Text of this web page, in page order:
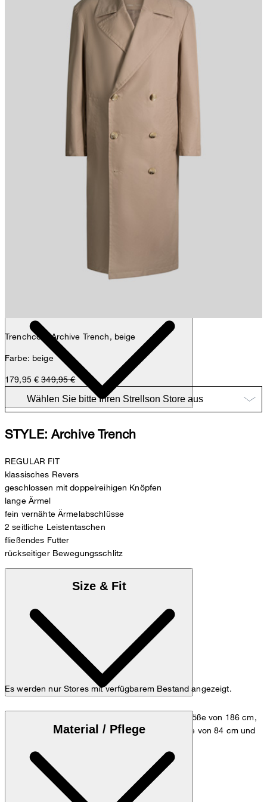
Trenchcoat Archive Trench, beige
Farbe: beige
179,95 € 349,95 €
Es werden nur Stores mit verfügbarem Bestand angezeigt.
Fashion- & Lifestyle-Redaktion
STYLE: Archive Trench
REGULAR FIT
klassisches Revers
geschlossen mit doppelreihigen Knöpfen
lange Ärmel
fein vernähte Ärmelabschlüsse
2 seitliche Leistentaschen
fließendes Futter
rückseitiger Bewegungsschlitz
Size & Fit
Das Model trägt die Größe 48 bei einer Körpergröße von 186 cm,
einem Brustumfang von 98 cm, einer Taillenweite von 84 cm und
Größentabelle
Material / Pflege